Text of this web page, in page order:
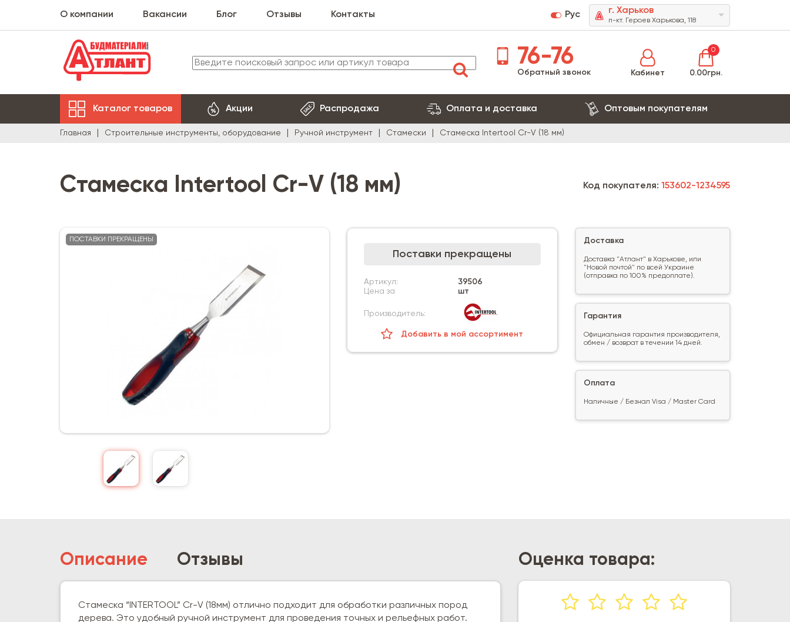
О компании Вакансии Блог Отзывы Контакты Рус г. Харьков
п-кт. Героев Харькова, 118
76-76
Обратный звонок Кабинет
0
0.00грн.
Каталог товаров Акции Распродажа Оплата и доставка Оптовым покупателям
Главная Строительные инструменты, оборудование Ручной инструмент Стамески Стамеска Intertool Cr-V (18 мм)
Стамеска Intertool Cr-V (18 мм)
ПОСТАВКИ ПРЕКРАЩЕНЫ
Поставки прекращены
Артикул:
39506
Цена за
шт
Производитель:
Добавить в мой ассортимент
Код покупателя: 153602-1234595
Доставка
Доставка "Атлант" в Харькове, или
"Новой почтой" по всей Украине
(отправка по 100% предоплате).
Гарантия
Официальная гарантия производителя,
обмен / возврат в течении 14 дней.
Оплата
Наличные / Безнал Visa / Master Card
Описание Отзывы
Стамеска “INTERTOOL” Cr-V (18мм) отлично подходит для обработки различных пород
дерева. Это удобный ручной инструмент для проведения точных и рельефных работ.
Оценка товара: